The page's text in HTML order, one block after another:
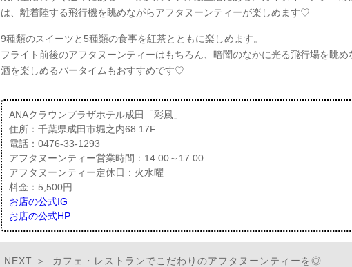
は、離着陸する飛行機を眺めながらアフタヌーンティーが楽しめます♡
9種類のスイーツと5種類の食事を紅茶とともに楽しめます。
フライト前後のアフタヌーンティーはもちろん、暗闇のなかに光る飛行場を眺め
酒を楽しめるバータイムもおすすめです♡
ANAクラウンプラザホテル成田「彩風」
住所：千葉県成田市堀之内68 17F
電話：0476-33-1293
アフタヌーンティー営業時間：14:00～17:00
アフタヌーンティー定休日：火水曜
料金：5,500円
お店の公式IG
お店の公式HP
カフェ・レストランでこだわりのアフタヌーンティーを◎